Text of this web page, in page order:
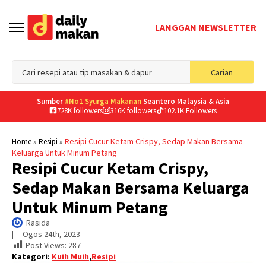
LANGGAN NEWSLETTER
Carian
for:
Sumber #No1 Syurga MakananSeantero Malaysia & Asia
728K followers
316K followers 102.1K Followers
Home» Resipi » Resipi Cucur Ketam Crispy, Sedap Makan Bersama
Keluarga Untuk Minum Petang
Resipi Cucur Ketam Crispy,
Sedap Makan Bersama Keluarga
Untuk Minum Petang
Rasida
| Ogos 24th, 2023
Post Views: 287
Kategori: Kuih Muih,Resipi